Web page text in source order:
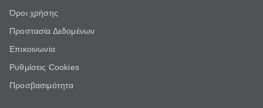
Όροι χρήσης
Προστασία Δεδομένων
Επικοινωνία
Ρυθμίσεις Cookies
Προσβασιμότητα